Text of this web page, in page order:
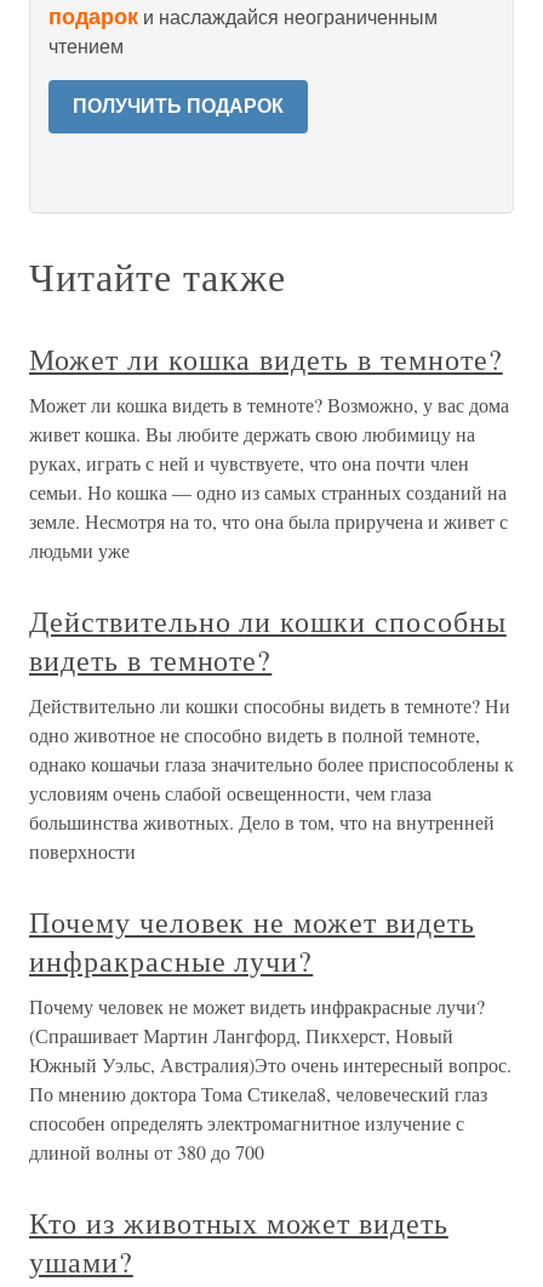
подарок и наслаждайся неограниченным
чтением
ПОЛУЧИТЬ ПОДАРОК
Читайте также
Может ли кошка видеть в темноте?
Может ли кошка видеть в темноте? Возможно, у вас дома
живет кошка. Вы любите держать свою любимицу на
руках, играть с ней и чувствуете, что она почти член
семьи. Но кошка — одно из самых странных созданий на
земле. Несмотря на то, что она была приручена и живет с
людьми уже
Действительно ли кошки способны
видеть в темноте?
Действительно ли кошки способны видеть в темноте? Ни
одно животное не способно видеть в полной темноте,
однако кошачьи глаза значительно более приспособлены к
условиям очень слабой освещенности, чем глаза
большинства животных. Дело в том, что на внутренней
поверхности
Почему человек не может видеть
инфракрасные лучи?
Почему человек не может видеть инфракрасные лучи?
(Спрашивает Мартин Лангфорд, Пикхерст, Новый
Южный Уэльс, Австралия)Это очень интересный вопрос.
По мнению доктора Тома Стикела8, человеческий глаз
способен определять электромагнитное излучение с
длиной волны от 380 до 700
Кто из животных может видеть
ушами?